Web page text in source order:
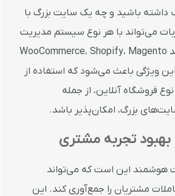
داشته باشید و چه یک سایت بزرگ با
می‌تواند با هر نوع سیستم مدیریت
محتوایی (CMS) مانند WooCommerce، Shopify، Magento
ویژگی باعث می‌شود که استفاده از
فروشگاه آنلاین، از جمله
بزرگ، امکان‌پذیر باشد.
بهبود تجربه مشتری
هوشمند این است که می‌تواند
مشتریان را جمع‌آوری کند. این